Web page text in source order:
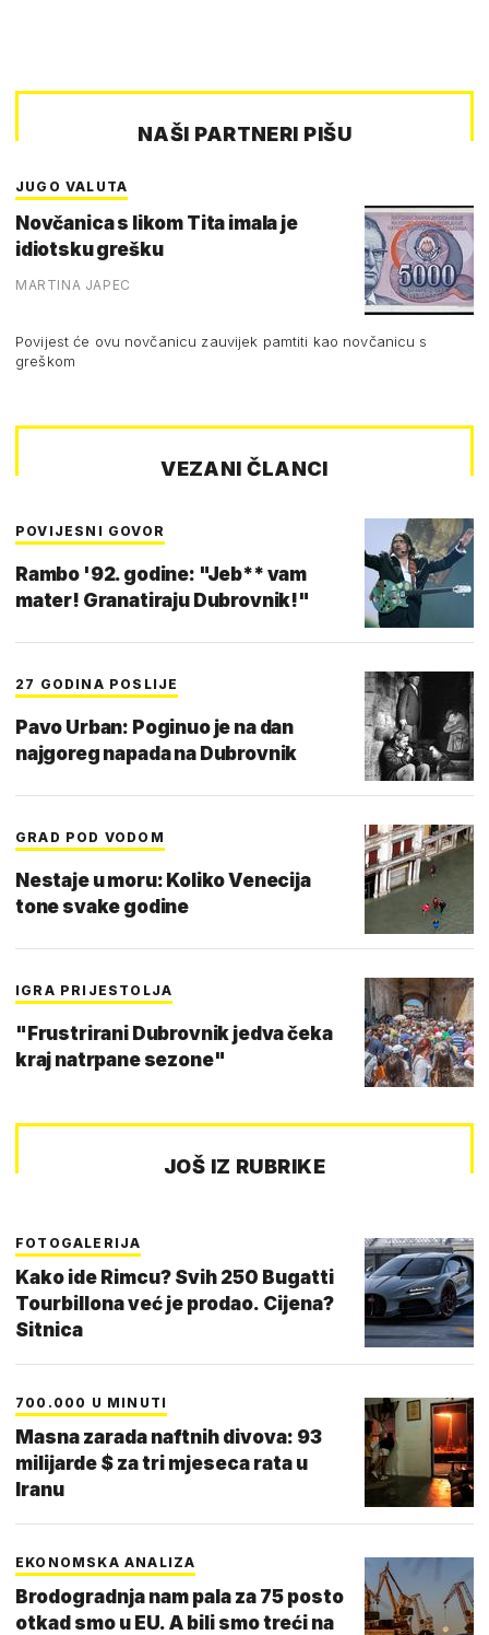
NAŠI PARTNERI PIŠU
JUGO VALUTA
Novčanica s likom Tita imala je
idiotsku grešku
MARTINA JAPEC
Povijest će ovu novčanicu zauvijek pamtiti kao novčanicu s
greškom
VEZANI ČLANCI
POVIJESNI GOVOR
Rambo '92. godine: "Jeb** vam
mater! Granatiraju Dubrovnik!"
27 GODINA POSLIJE
Pavo Urban: Poginuo je na dan
najgoreg napada na Dubrovnik
GRAD POD VODOM
Nestaje u moru: Koliko Venecija
tone svake godine
IGRA PRIJESTOLJA
"Frustrirani Dubrovnik jedva čeka
kraj natrpane sezone"
JOŠ IZ RUBRIKE
FOTOGALERIJA
Kako ide Rimcu? Svih 250 Bugatti
Tourbillona već je prodao. Cijena?
Sitnica
700.000 U MINUTI
Masna zarada naftnih divova: 93
milijarde $ za tri mjeseca rata u
Iranu
EKONOMSKA ANALIZA
Brodogradnja nam pala za 75 posto
otkad smo u EU. A bili smo treći na